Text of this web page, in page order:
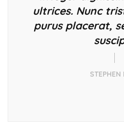
ultrices. Nunc
purus placerat,
STEPHEN